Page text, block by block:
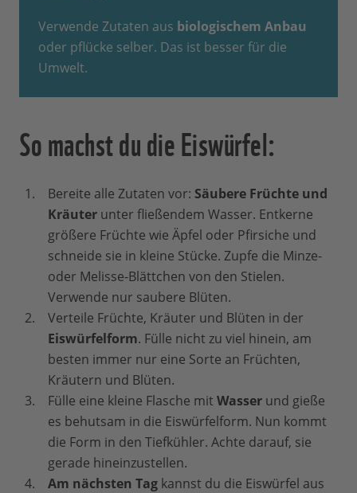
Verwende Zutaten aus biologischem Anbau
oder pflücke selber. Das ist besser für die
Umwelt.
So machst du die Eiswürfel:
Bereite alle Zutaten vor: Säubere Früchte und
Kräuter unter fließendem Wasser. Entkerne
größere Früchte wie Äpfel oder Pfirsiche und
schneide sie in kleine Stücke. Zupfe die Minze-
oder Melisse-Blättchen von den Stielen.
Verwende nur saubere Blüten.
Verteile Früchte, Kräuter und Blüten in der
Eiswürfelform. Fülle nicht zu viel hinein, am
besten immer nur eine Sorte an Früchten,
Kräutern und Blüten.
Fülle eine kleine Flasche mit Wasser und gieße
es behutsam in die Eiswürfelform. Nun kommt
die Form in den Tiefkühler. Achte darauf, sie
gerade hineinzustellen.
Am nächsten Tag kannst du die Eiswürfel aus